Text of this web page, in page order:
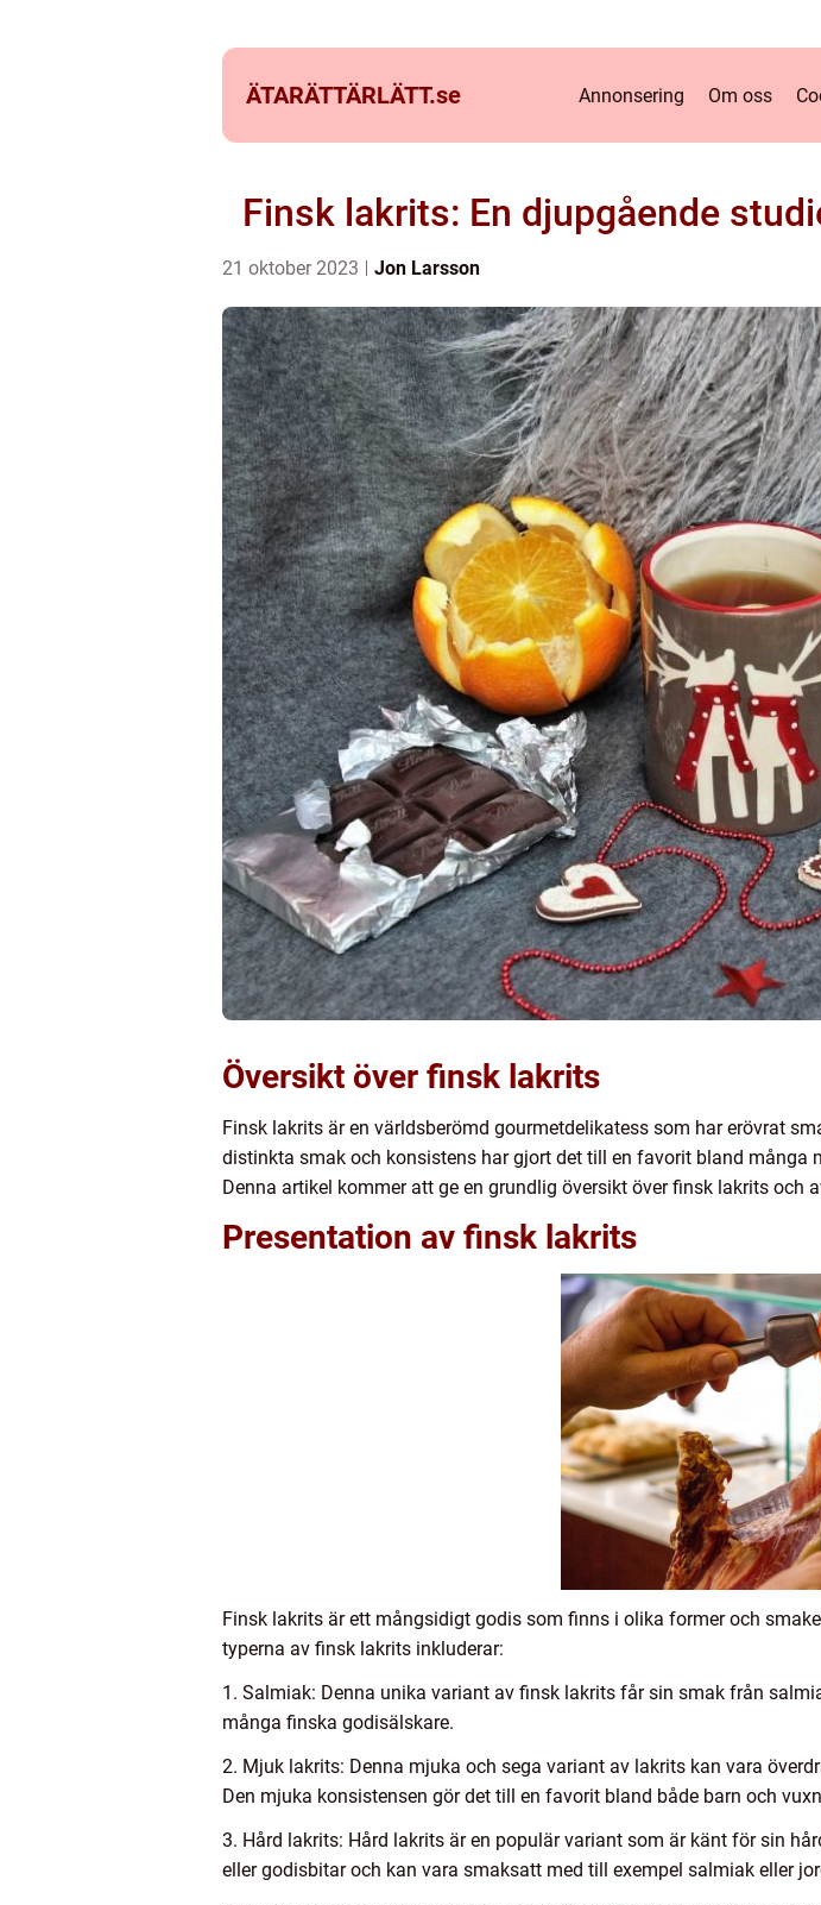
ÄTARÄTTÄRLÄTT.se Annonsering Om oss
Finsk lakrits: En djupgående
21 oktober 2023 Jon Larsson
Översikt över finsk lakrits
Finsk lakrits är en världsberömd gourmetdelikatess som har erövrat
distinkta smak och konsistens har gjort det till en favorit bland många
Denna artikel kommer att ge en grundlig översikt över finsk lakrits och
Presentation av finsk lakrits
Finsk lakrits är ett mångsidigt godis som finns i olika former och
typerna av finsk lakrits inkluderar:
1. Salmiak: Denna unika variant av finsk lakrits får sin smak från
många finska godisälskare.
2. Mjuk lakrits: Denna mjuka och sega variant av lakrits kan vara
Den mjuka konsistensen gör det till en favorit bland både barn och
3. Hård lakrits: Hård lakrits är en populär variant som är känt för sin
eller godisbitar och kan vara smaksatt med till exempel salmiak eller